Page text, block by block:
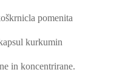
pomenita
kurkumin
in koncentrirane.